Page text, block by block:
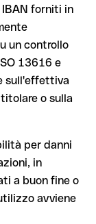
la
e il nome del
non blocca il
si applica ai
l'IBAN per
o
verificata
S.A.
per il recupero
di richiamo
se il
il recupero è
aggiuntive
pagamento la
e il nome del
avviso che ti
Questo
finale resta
forniti in
un controllo
13616 e
sull'effettiva
o sulla
per danni
in
a buon fine o
avviene